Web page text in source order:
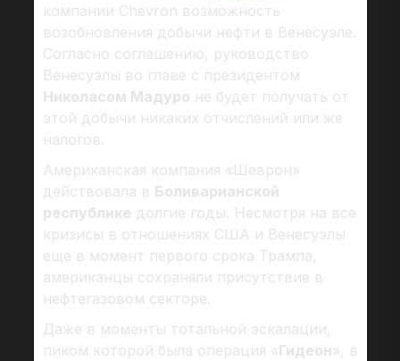
компании Chevron возможность
возобновления добычи нефти в Венесуэле.
Согласно соглашению, руководство
Венесуэлы во главе с президентом
Николасом Мадуро не будет получать от
этой добычи никаких отчислений или же
налогов.
Американская компания «Шеврон»
действовала в Боливарианской
республике долгие годы. Несмотря на все
кризисы в отношениях США и Венесуэлы
еще в момент первого срока Трампа,
американцы сохраняли присутствие в
нефтегазовом секторе.
Даже в моменты тотальной эскалации,
пиком которой была операция «Гидеон», в